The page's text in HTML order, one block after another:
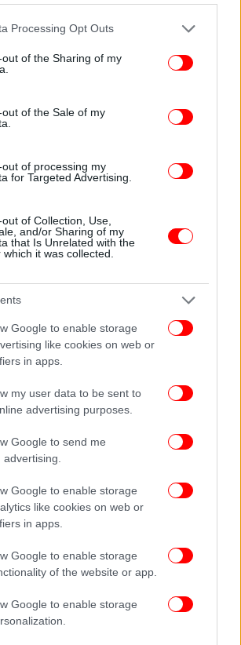
website/app uses one or more Google
visit or usage behaviour. You may click to
to Google and its third-party tags to
specified purposes in below Google
Processing Opt Outs
of the Sharing of my
of the Sale of my
of processing my
for Targeted Advertising.
of Collection, Use,
and/or Sharing of my
that Is Unrelated with the
it was collected.
Google to enable storage
like cookies on web or
in apps.
my user data to be sent to
advertising purposes.
Google to send me
Google to enable storage
like cookies on web or
in apps.
Google to enable storage
of the website or app.
Google to enable storage
υπάρχουν μέσα είναι αντικείμενα
το υλικό για τη σύσταση του
αρχείο του που δεν θα πιστεύει
Επομένως, είναι αντικείμενα
στα ΕΛΤΑ του Νέου Φαλήρου
ο δράστης
διασκέδαση -Τι αλλάζει
στον ΣΥΡΙΖΑ η πρόταση μομφής
από τη συζήτηση στη Βουλή
από το Αγρίνιο μεταξύ των διευθυντών
–Η ιλιγγιώδης εξέλιξη του Γρηγόρη
από Τρίτη με βροχές και χιόνια
επηρεάσει